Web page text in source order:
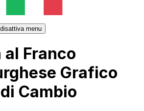
menu
Franco
Grafico
Cambio